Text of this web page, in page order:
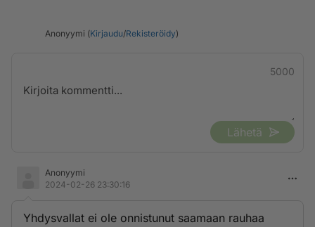
Anonyymi (Kirjaudu/Rekisteröidy)
5000
Lähetä
Anonyymi
2024-02-26 23:30:16
Yhdysvallat ei ole onnistunut saamaan rauhaa